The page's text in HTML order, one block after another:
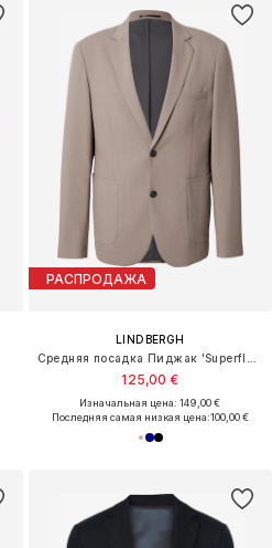
РАСПРОДАЖА
LINDBERGH
125,00 €
Изначальная цена: 149,00 €
Последняя самая низкая цена:100,00 €